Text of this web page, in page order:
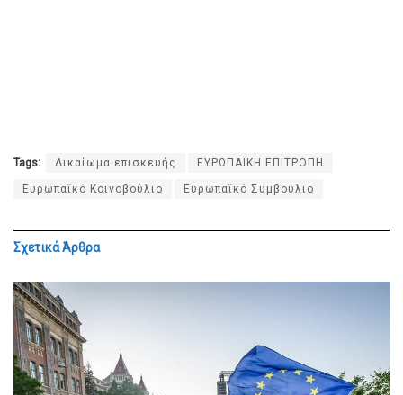
Tags: Δικαίωμα επισκευής ΕΥΡΩΠΑΪΚΗ ΕΠΙΤΡΟΠΗ
Ευρωπαϊκό Κοινοβούλιο Ευρωπαϊκό Συμβούλιο
ΣχετικάΆρθρα